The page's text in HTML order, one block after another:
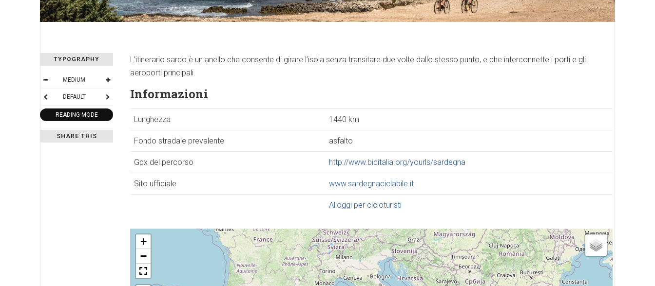
TYPOGRAPHY
MEDIUM
DEFAULT
READING MODE
SHARE THIS
L’itinerario sardo è un anello che consente di girare l’isola senza transitare due volte dallo stesso punto, e che interconnette i porti e gli
aeroporti principali.
Informazioni
Lunghezza 1440 km
Fondo stradale prevalente asfalto
Gpx del percorso http://www.bicitalia.org/yourls/sardegna
Sito ufficiale www.sardegnaciclabile.it
Alloggi per cicloturisti
+
−